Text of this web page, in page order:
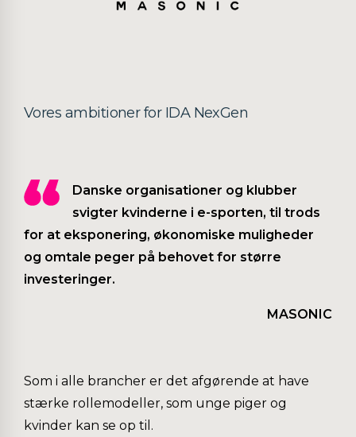
Vores ambitioner for IDA NexGen
Danske organisationer og klubber
svigter kvinderne i e-sporten, til trods
for at eksponering, økonomiske muligheder
og omtale peger på behovet for større
investeringer.
MASONIC
Som i alle brancher er det afgørende at have
stærke rollemodeller, som unge piger og
kvinder kan se op til.